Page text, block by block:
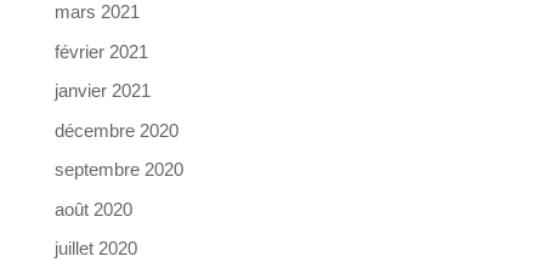
mars 2021
février 2021
janvier 2021
décembre 2020
septembre 2020
août 2020
juillet 2020